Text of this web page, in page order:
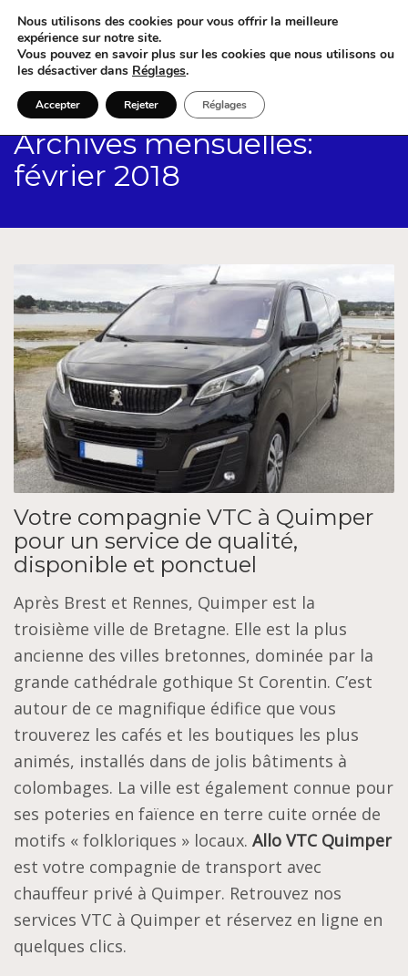
Archives mensuelles:
février 2018
Votre compagnie VTC à Quimper
pour un service de qualité,
disponible et ponctuel
Après Brest et Rennes, Quimper est la
troisième ville de Bretagne. Elle est la plus
ancienne des villes bretonnes, dominée par la
grande cathédrale gothique St Corentin. C’est
autour de ce magnifique édifice que vous
trouverez les cafés et les boutiques les plus
animés, installés dans de jolis bâtiments à
colombages. La ville est également connue pour
ses poteries en faïence en terre cuite ornée de
motifs « folkloriques » locaux. Allo VTC Quimper
est votre compagnie de transport avec
chauffeur privé à Quimper. Retrouvez nos
services VTC à Quimper et réservez en ligne en
quelques clics.
Nous utilisons des cookies pour vous offrir la meilleure
expérience sur notre site.
Vous pouvez en savoir plus sur les cookies que nous utilisons ou
les désactiver dans Réglages.
Accepter Rejeter Réglages